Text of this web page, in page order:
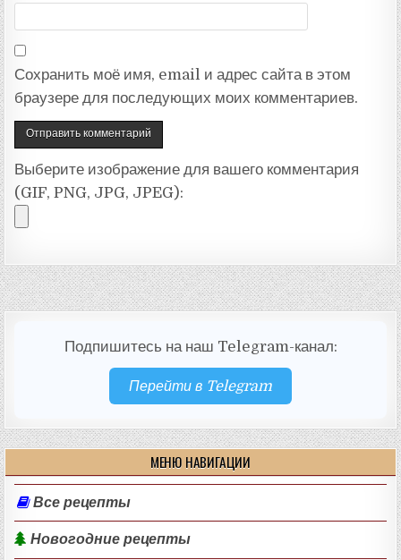
Сохранить моё имя, email и адрес сайта в этом
браузере для последующих моих комментариев.
Выберите изображение для вашего комментария
(GIF, PNG, JPG, JPEG):
Подпишитесь на наш Telegram-канал:
Перейти в Telegram
МЕНЮ НАВИГАЦИИ
Все рецепты
Новогодние рецепты